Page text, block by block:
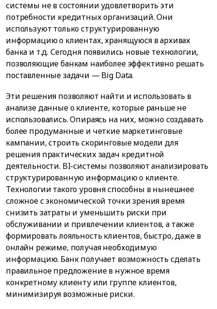
системы не в состоянии удовлетворить эти
потребности кредитных организаций. Они
используют только структурированную
информацию о клиентах, хранящуюся в архивах
банка и т.д. Сегодня появились новые технологии,
позволяющие банкам наиболее эффективно решать
поставленные задачи — Big Data.
Эти решения позволяют найти и использовать в
анализе данные о клиенте, которые раньше не
использовались. Опираясь на них, можно создавать
более продуманные и четкие маркетинговые
кампании, строить скоринговые модели для
решения практических задач кредитной
деятельности. BI-системы позволяют анализировать
структурированную информацию о клиенте.
Технологии такого уровня способны в нынешнее
сложное с экономической точки зрения время
снизить затраты и уменьшить риски при
обслуживании и привлечении клиентов, а также
формировать лояльность клиентов, быстро, даже в
онлайн режиме, получая необходимую
информацию. Банк получает возможность сделать
правильное предложение в нужное время
конкретному клиенту или группе клиентов,
минимизируя возможные риски.